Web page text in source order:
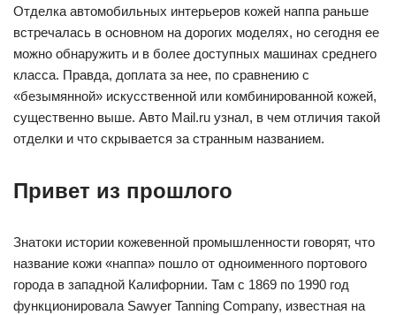
Отделка автомобильных интерьеров кожей наппа раньше
встречалась в основном на дорогих моделях, но сегодня ее
можно обнаружить и в более доступных машинах среднего
класса. Правда, доплата за нее, по сравнению с
«безымянной» искусственной или комбинированной кожей,
существенно выше. Авто Mail.ru узнал, в чем отличия такой
отделки и что скрывается за странным названием.
Привет из прошлого
Знатоки истории кожевенной промышленности говорят, что
название кожи «наппа» пошло от одноименного портового
города в западной Калифорнии. Там с 1869 по 1990 год
функционировала Sawyer Tanning Company, известная на